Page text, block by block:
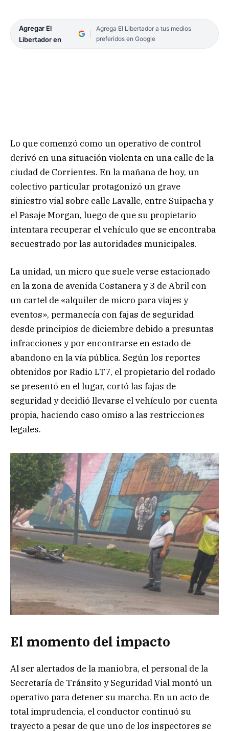
Agregar El
Libertador en
Agrega El Libertador a tus medios
preferidos en Google
Lo que comenzó como un operativo de control
derivó en una situación violenta en una calle de la
ciudad de Corrientes. En la mañana de hoy, un
colectivo particular protagonizó un grave
siniestro vial sobre calle Lavalle, entre Suipacha y
el Pasaje Morgan, luego de que su propietario
intentara recuperar el vehículo que se encontraba
secuestrado por las autoridades municipales.
La unidad, un micro que suele verse estacionado
en la zona de avenida Costanera y 3 de Abril con
un cartel de «alquiler de micro para viajes y
eventos», permanecía con fajas de seguridad
desde principios de diciembre debido a presuntas
infracciones y por encontrarse en estado de
abandono en la vía pública. Según los reportes
obtenidos por Radio LT7, el propietario del rodado
se presentó en el lugar, cortó las fajas de
seguridad y decidió llevarse el vehículo por cuenta
propia, haciendo caso omiso a las restricciones
legales.
El momento del impacto
Al ser alertados de la maniobra, el personal de la
Secretaría de Tránsito y Seguridad Vial montó un
operativo para detener su marcha. En un acto de
total imprudencia, el conductor continuó su
trayecto a pesar de que uno de los inspectores se